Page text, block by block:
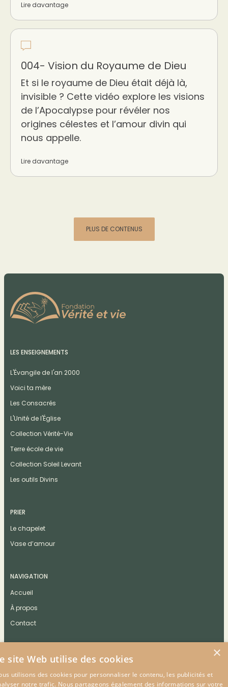
Lire davantage
004- Vision du Royaume de Dieu
Et si le royaume de Dieu était déjà là,
invisible ? Cette vidéo explore les visions
de l’Apocalypse pour révéler nos
origines célestes et l’amour divin qui
nous appelle.
Lire davantage
PLUS DE CONTENUS
LES ENSEIGNEMENTS
L'Évangile de l'an 2000
Voici ta mère
Les Consacrés
L'Unité de l'Église
Collection Vérité-Vie
Terre école de vie
Collection Soleil Levant
Les outils Divins
PRIER
Le chapelet
Vase d’amour
NAVIGATION
Accueil
À propos
Contact
CONTACT
×
site Web utilise des cookies
utilisons des cookies pour personnaliser le contenu, les publicités et
notre trafic. Nous partageons également des informations sur votre